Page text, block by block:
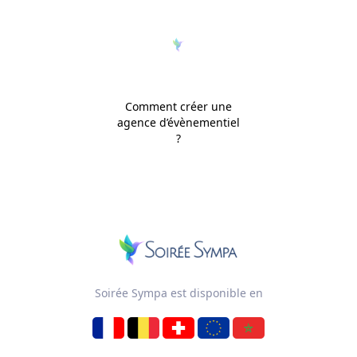
Comment créer une
agence d’évènementiel
?
Soirée Sympa est disponible en